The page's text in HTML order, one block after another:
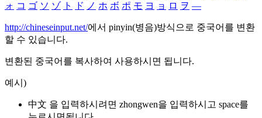
ォ コ ゴ ソ ゾ ト ド ノ ホ ボ ポ モ ヨ ョ ロ ヲ ―
http://chineseinput.net/에서 pinyin(병음)방식으로 중국어를 변환
할 수 있습니다.
변환된 중국어를 복사하여 사용하시면 됩니다.
예시)
中文 을 입력하시려면 zhongwen을 입력하시고 space를